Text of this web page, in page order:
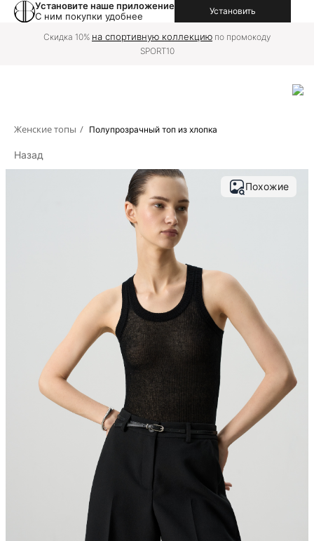
Установите наше приложение
С ним покупки удобнее
Установить
Доставку в вашу страну можно оформитьна
международной версии сайта
Женские топы / Полупрозрачный топ из хлопка
Назад
Похожие